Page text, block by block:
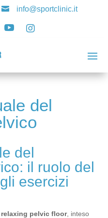
 info@sportclinic.it
 
del
del
il ruolo del
esercizi
pelvic floor, inteso